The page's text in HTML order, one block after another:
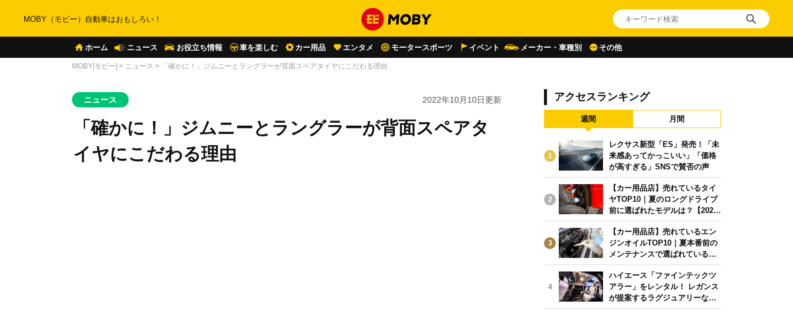
MOBY（モビー）自動車はおもしろい！
ホーム ニュース お役立ち情報 車を楽しむ カー用品 エンタメ モータースポーツ イベント メーカー・車種別 その他
MOBY[モビー] > ニュース > 「確かに！」ジムニーとラングラーが背面スペアタイヤにこだわる理由
ニュース 2022年10月10日更新
「確かに！」ジムニーとラングラーが背面スペアタ
イヤにこだわる理由
アクセスランキング
週間 月間
1
レクサス新型「ES」発売！「未
来感あってかっこいい」「価格
が高すぎる」SNSで賛否の声
2
【カー用品店】売れているタイ
ヤTOP10｜夏のロングドライブ
前に選ばれたモデルは？【2026
年6月版】
3
【カー用品店】売れているエン
ジンオイルTOP10｜夏本番前の
メンテナンスで選ばれている人
気モデルは？【2026年6月版】
4
ハイエース「ファインテックツ
アラー」をレンタル！ レガンス
が提案するラグジュアリーな移
動体験